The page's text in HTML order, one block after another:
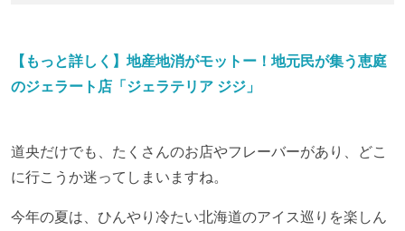
【もっと詳しく】地産地消がモットー！地元民が集う恵庭
のジェラート店「ジェラテリア ジジ」
道央だけでも、たくさんのお店やフレーバーがあり、どこ
に行こうか迷ってしまいますね。
今年の夏は、ひんやり冷たい北海道のアイス巡りを楽しん